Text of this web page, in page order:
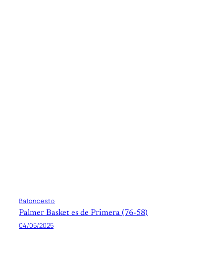
Baloncesto
Palmer Basket es de Primera (76-58)
04/05/2025